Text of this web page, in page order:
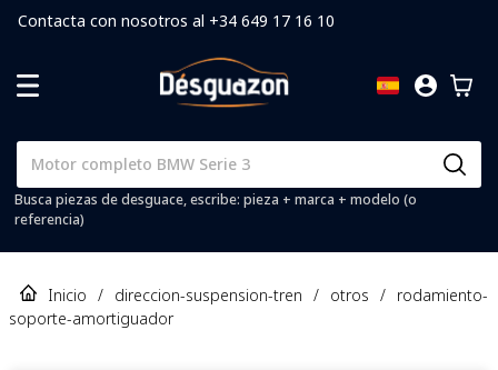
Contacta con nosotros al +34 649 17 16 10
Busca piezas de desguace, escribe: pieza + marca + modelo (o
referencia)
Inicio / direccion-suspension-tren / otros / rodamiento-
soporte-amortiguador